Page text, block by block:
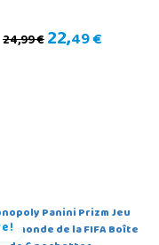
24,99 €22,49 €